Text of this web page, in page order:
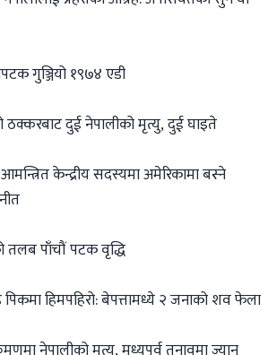
गुञ्जियो १९७४ एडी
ठक्करबाट दुई नेपालीको मृत्यु, दुई घाइते
केन्द्रीय सदस्यमा अमेरिकामा बस्ने
तलब पाँचौं पटक वृद्धि
पिकमा हिमपहिरो: बेपत्तामध्ये २ जनाको शव फेला